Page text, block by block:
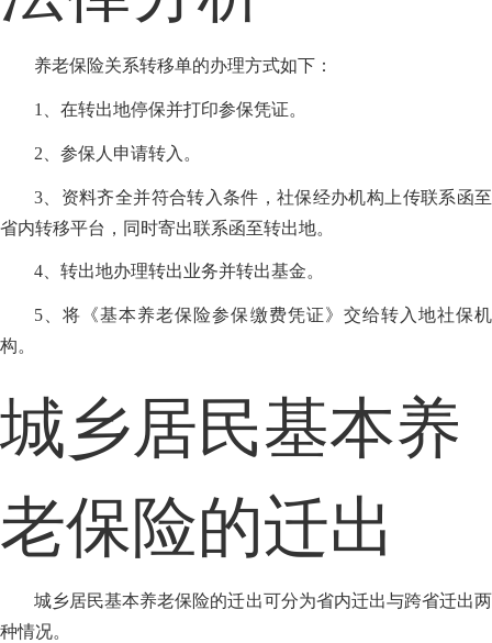
养老保险关系转移单的办理方式如下：
1、在转出地停保并打印参保凭证。
2、参保人申请转入。
3、资料齐全并符合转入条件，社保经办机构上传联系函至
省内转移平台，同时寄出联系函至转出地。
4、转出地办理转出业务并转出基金。
5、将《基本养老保险参保缴费凭证》交给转入地社保机
构。
城乡居民基本养
老保险的迁出
城乡居民基本养老保险的迁出可分为省内迁出与跨省迁出两
种情况。